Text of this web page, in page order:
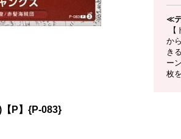
≪
【
か
き
ー
枚
P】{P-083}